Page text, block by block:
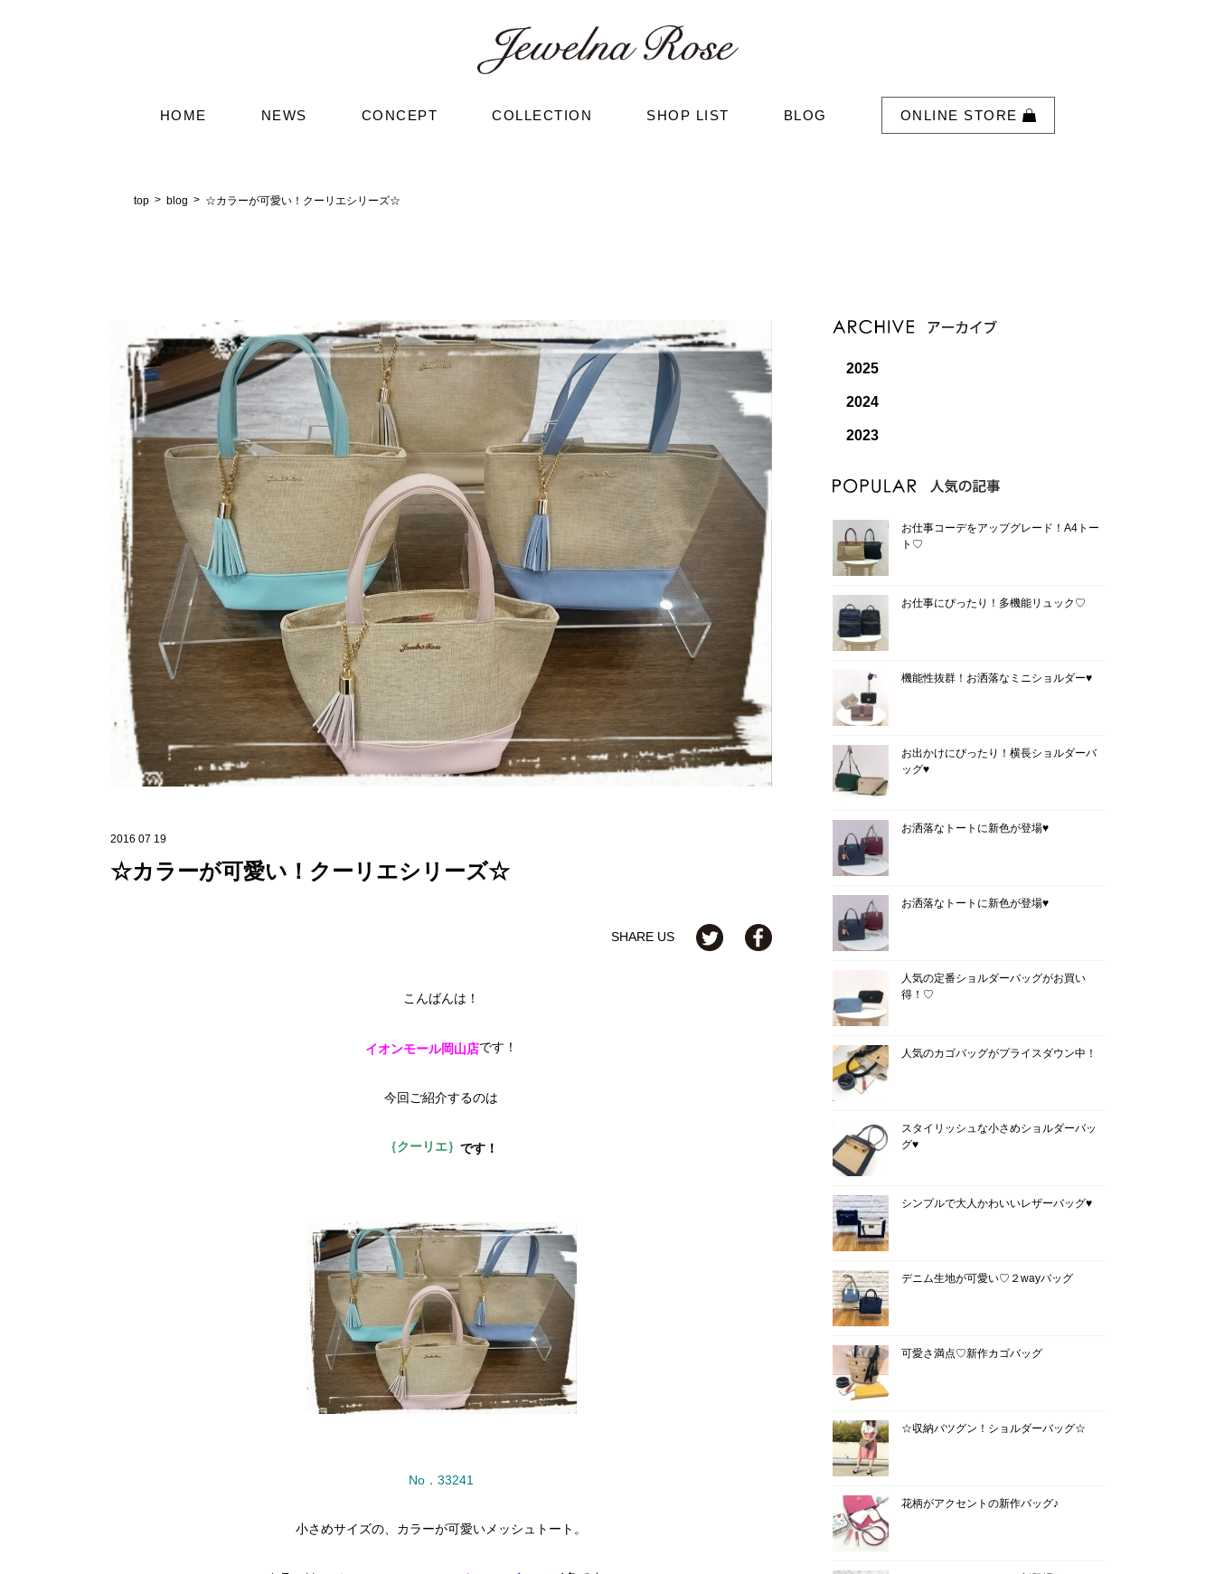
HOME NEWS CONCEPT COLLECTION SHOP LIST BLOG ONLINE STORE
top blog ☆カラーが可愛い！クーリエシリーズ☆
2016 07 19
☆カラーが可愛い！クーリエシリーズ☆
SHARE US
こんばんは！
イオンモール岡山店です！
今回ご紹介するのは
｛クーリエ｝ です！
No．33241
小さめサイズの、カラーが可愛いメッシュトート。
2025
2024
2023
お仕事コーデをアップグレード！A4トー
ト♡
お仕事にぴったり！多機能リュック♡
機能性抜群！お洒落なミニショルダー♥
お出かけにぴったり！横長ショルダーバ
ッグ♥
お洒落なトートに新色が登場♥
お洒落なトートに新色が登場♥
人気の定番ショルダーバッグがお買い
得！♡
人気のカゴバッグがプライスダウン中！
スタイリッシュな小さめショルダーバッ
グ♥
シンプルで大人かわいいレザーバッグ♥
デニム生地が可愛い♡２wayバッグ
可愛さ満点♡新作カゴバッグ
☆収納バツグン！ショルダーバッグ☆
花柄がアクセントの新作バッグ♪